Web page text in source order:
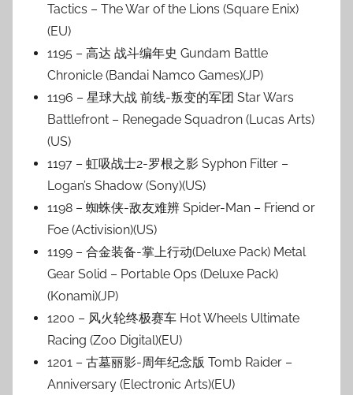
Tactics – The War of the Lions (Square Enix)
(EU)
1195 – 高达 战斗编年史 Gundam Battle
Chronicle (Bandai Namco Games)(JP)
1196 – 星球大战 前线-叛变的军团 Star Wars
Battlefront – Renegade Squadron (Lucas Arts)
(US)
1197 – 虹吸战士2-罗根之影 Syphon Filter –
Logan’s Shadow (Sony)(US)
1198 – 蜘蛛侠-敌友难辨 Spider-Man – Friend or
Foe (Activision)(US)
1199 – 合金装备-掌上行动(Deluxe Pack) Metal
Gear Solid – Portable Ops (Deluxe Pack)
(Konami)(JP)
1200 – 风火轮终极赛车 Hot Wheels Ultimate
Racing (Zoo Digital)(EU)
1201 – 古墓丽影-周年纪念版 Tomb Raider –
Anniversary (Electronic Arts)(EU)